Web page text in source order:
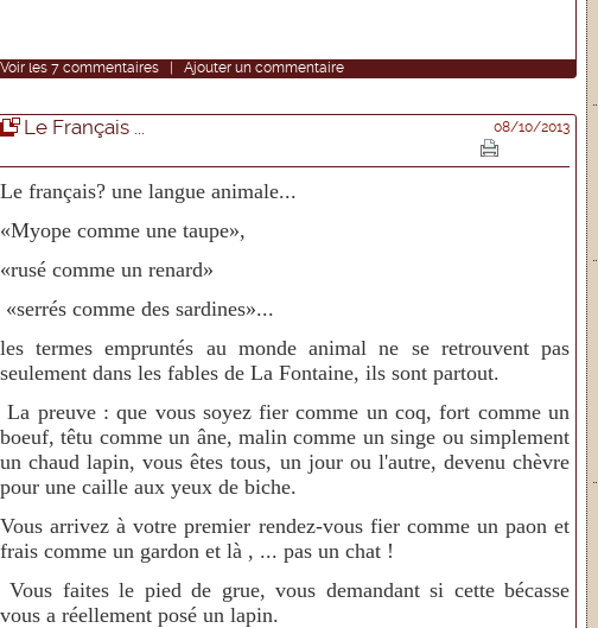
Voir les 7 commentaires Ajouter un commentaire
Le Français ... 08/10/2013
Le français? une langue animale...
«Myope comme une taupe»,
«rusé comme un renard»
«serrés comme des sardines»...
les termes empruntés au monde animal ne se retrouvent pas
seulement dans les fables de La Fontaine, ils sont partout.
La preuve : que vous soyez fier comme un coq, fort comme un
boeuf, têtu comme un âne, malin comme un singe ou simplement
un chaud lapin, vous êtes tous, un jour ou l'autre, devenu chèvre
pour une caille aux yeux de biche.
Vous arrivez à votre premier rendez-vous fier comme un paon et
frais comme un gardon et là , ... pas un chat !
Vous faites le pied de grue, vous demandant si cette bécasse
vous a réellement posé un lapin.